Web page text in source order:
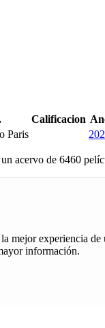
Calificacion
Paris
acervo de 6460
mejor experiencia
información.